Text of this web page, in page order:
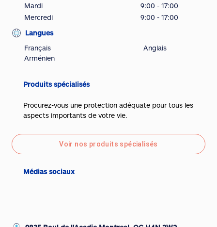
Mardi
9:00 - 17:00
Mercredi
9:00 - 17:00
Langues
Français
Arménien
Anglais
Produits spécialisés
Procurez-vous une protection adéquate pour tous les
aspects importants de votre vie.
Voir nos produits spécialisés
Médias sociaux